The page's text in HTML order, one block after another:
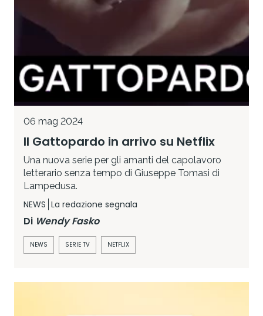
06 mag 2024
Il Gattopardo in arrivo su Netflix
Una nuova serie per gli amanti del capolavoro
letterario senza tempo di Giuseppe Tomasi di
Lampedusa.
NEWS La redazione segnala
Di Wendy Fasko
NEWS SERIE TV NETFLIX